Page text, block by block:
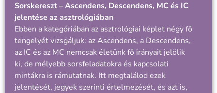
Sorskereszt – Ascendens, Descendens, MC és IC
jelentése az asztrológiában
Ebben a kategóriában az asztrológiai képlet négy fő
tengelyét vizsgáljuk: az Ascendens, a Descendens,
az IC és az MC nemcsak életünk fő irányait jelölik
ki, de mélyebb sorsfeladatokra és kapcsolati
mintákra is rámutatnak. Itt megtalálod ezek
jelentését, jegyek szerinti értelmezését, és azt is,